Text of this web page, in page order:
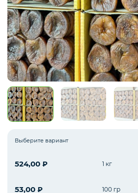
Грибы
Зелень / салаты
Зелень импорт
Выберите вариант
524,00 ₽ 1 кг
53,00 ₽ 100 гр